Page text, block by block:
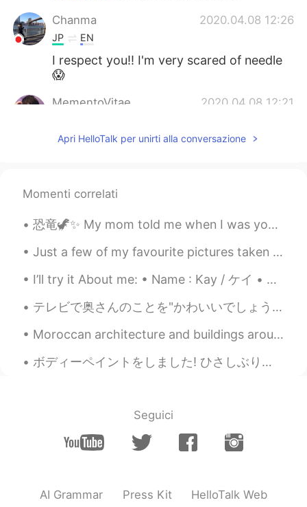
Chanma 2020.04.08 12:26
JP EN
I respect you!! I'm very scared of needle
😱
MementoVitae 2020.04.08 12:21
@Yacine Bahnana 沢山もらってください
Yacine Bahnana
ENFR
から楽しいです😎
S-Ji 2020.04.08 12:17
JP EN
は行けないので、、、 これからも頑張って
献血するなんて素晴らしいですね
S-Ji 2020.04.08 12:16
素晴らしいです！
Apri HelloTalk per unirti alla conversazione
Momenti correlati
恐竜🦖✨ My mom told me when I was young I ate my grandmas plant because I wanted to be a dinosaur 😅🦖...
Just a few of my favourite pictures taken at the Calgary Zoo today. The snow leopard was definite...
I’ll try it About me: • Name : Kay / ケイ • Where are you from?(出身) : Canada/カナダ • Height (背の高さ) :...
テレビで奥さんのことを"かわいいでしょう？"と言ってた60歳の男性がいて、それで照れる奥さんの姿に感動した。ルームメイトはそれを見て"奥さん大変そう"と言ってたけど、何が大変なのかよく分からない...
Moroccan architecture and buildings around the world Part 1 🇲🇦 🌎 - 1st picture: Mohammed VI Cul...
ボディーペイントをしました! ひさしぶり！ あなたはしゅみがありますか I did a body paint! I haven’t done one in a while! Do you ha...
Seguici
AI Grammar Press Kit HelloTalk Web